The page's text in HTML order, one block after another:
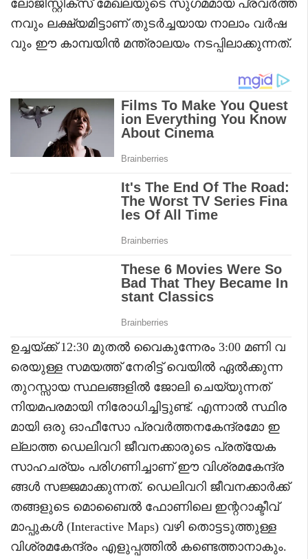
ലോജിസ്റ്റിക്സ് മേഖലയുടെ സുഗമമായ പ്രവർത്ത
നവും ലക്ഷ്യമിട്ടാണ് തുടർച്ചയായ നാലാം വർഷ
വും ഈ കാമ്പയിൻ മന്ത്രാലയം നടപ്പിലാക്കുന്നത്.
ഉച്ചയ്ക്ക് 12:30 മുതൽ വൈകുന്നേരം 3:00 മണി വ
രെയുള്ള സമയത്ത് നേരിട്ട് വെയിൽ ഏൽക്കുന്ന
തുറസ്സായ സ്ഥലങ്ങളിൽ ജോലി ചെയ്യുന്നത്
നിയമപരമായി നിരോധിച്ചിട്ടുണ്ട്. എന്നാൽ സ്ഥിര
മായി ഒരു ഓഫീസോ പ്രവർത്തനകേന്ദ്രമോ ഇ
ല്ലാത്ത ഡെലിവറി ജീവനക്കാരുടെ പ്രത്യേക
സാഹചര്യം പരിഗണിച്ചാണ് ഈ വിശ്രമകേന്ദ്ര
ങ്ങൾ സജ്ജമാക്കുന്നത്. ഡെലിവറി ജീവനക്കാർക്ക്
തങ്ങളുടെ മൊബൈൽ ഫോണിലെ ഇന്ററാക്ടീവ്
മാപ്പുകൾ (Interactive Maps) വഴി തൊട്ടടുത്തുള്ള
വിശ്രമകേന്ദ്രം എളുപ്പത്തിൽ കണ്ടെത്താനാകും.